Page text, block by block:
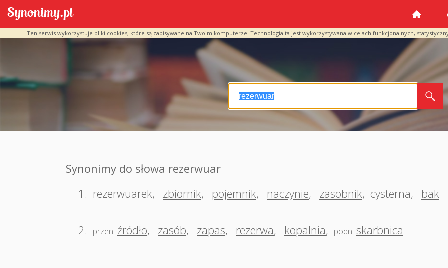
Ten serwis wykorzystuje pliki cookies, które są zapisywane na Twoim komputerze. Technologia ta jest wykorzystywana w celach funkcjonalnych,
Synonimy do słowa rezerwuar
1. rezerwuarek, zbiornik, pojemnik, naczynie, zasobnik, cysterna, bak
2. przen. źródło, zasób, zapas, rezerwa, kopalnia, podn. skarbnica